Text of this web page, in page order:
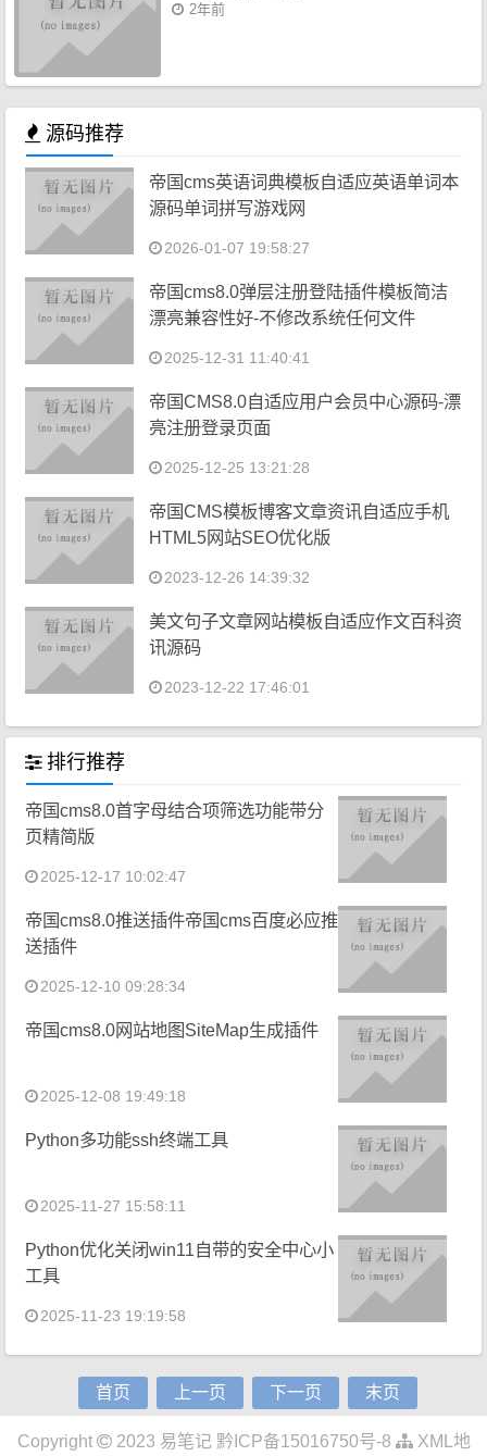
2年前
源码推荐
帝国cms英语词典模板自适应英语单词本
源码单词拼写游戏网
2026-01-07 19:58:27
帝国cms8.0弹层注册登陆插件模板简洁
漂亮兼容性好-不修改系统任何文件
2025-12-31 11:40:41
帝国CMS8.0自适应用户会员中心源码-漂
亮注册登录页面
2025-12-25 13:21:28
帝国CMS模板博客文章资讯自适应手机
HTML5网站SEO优化版
2023-12-26 14:39:32
美文句子文章网站模板自适应作文百科资
讯源码
2023-12-22 17:46:01
排行推荐
帝国cms8.0首字母结合项筛选功能带分
页精简版
2025-12-17 10:02:47
帝国cms8.0推送插件帝国cms百度必应推
送插件
2025-12-10 09:28:34
帝国cms8.0网站地图SiteMap生成插件
2025-12-08 19:49:18
Python多功能ssh终端工具
2025-11-27 15:58:11
Python优化关闭win11自带的安全中心小
工具
2025-11-23 19:19:58
首页 上一页 下一页 末页
Copyright 2023 易笔记 黔ICP备15016750号-8 XML地